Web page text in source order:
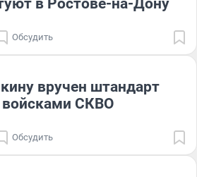
Обсудить
вручен штандарт
СКВО
Обсудить